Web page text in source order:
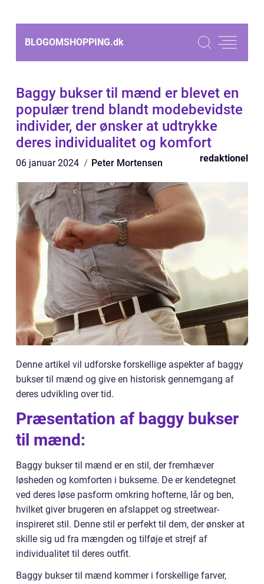
BLOGOMSHOPPING.dk
Baggy bukser til mænd er blevet en
populær trend blandt modebevidste
individer, der ønsker at udtrykke
deres individualitet og komfort
06 januar 2024 Peter Mortensen redaktionel
Denne artikel vil udforske forskellige aspekter af baggy
bukser til mænd og give en historisk gennemgang af
deres udvikling over tid.
Præsentation af baggy bukser
til mænd:
Baggy bukser til mænd er en stil, der fremhæver
løsheden og komforten i bukserne. De er kendetegnet
ved deres løse pasform omkring hofterne, lår og ben,
hvilket giver brugeren en afslappet og streetwear-
inspireret stil. Denne stil er perfekt til dem, der ønsker at
skille sig ud fra mængden og tilføje et strejf af
individualitet til deres outfit.
Baggy bukser til mænd kommer i forskellige farver,